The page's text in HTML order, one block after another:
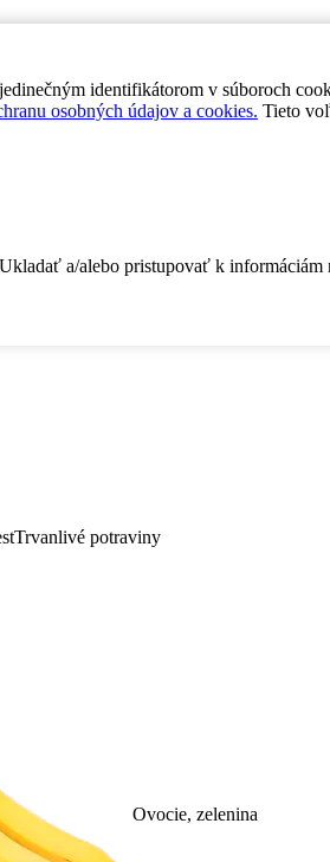
identifikátorom v súboroch
osobných údajov a cookies. Tieto
a/alebo pristupovať k informáciám
Trvanlivé potraviny
Ovocie, zelenina